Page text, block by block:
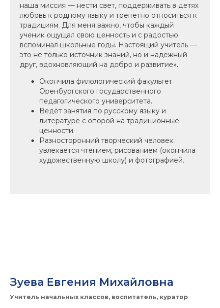
наша миссия — нести свет, поддерживать в детях
любовь к родному языку и трепетно относиться к
традициям. Для меня важно, чтобы каждый
ученик ощущал свою ценность и с радостью
вспоминал школьные годы. Настоящий учитель —
это не только источник знаний, но и надёжный
друг, вдохновляющий на добро и развитие».
Окончила филологический факультет
Оренбургского государственного
педагогического университета.
Ведёт занятия по русскому языку и
литературе с опорой на традиционные
ценности.
Разносторонний творческий человек:
увлекается чтением, рисованием (окончила
художественную школу) и фотографией.
Зуева Евгения Михайловна
Учитель начальных классов, воспитатель, куратор